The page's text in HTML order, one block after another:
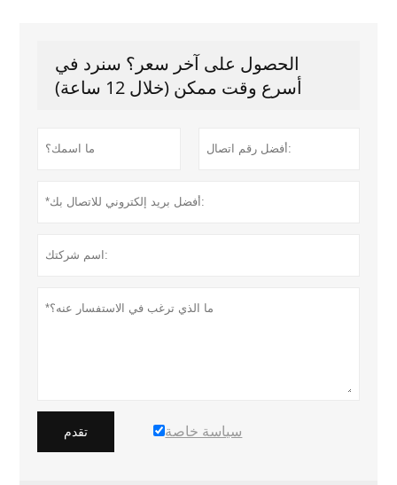
الحصول على آخر سعر؟ سنرد في
أسرع وقت ممكن (خلال 12 ساعة)
تقدم سياسة خاصة